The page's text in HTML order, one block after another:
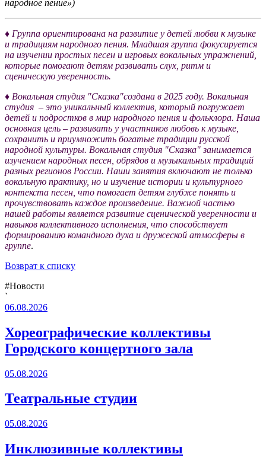
народное пение»)
♦ Группа ориентирована на развитие у детей любви к музыке
и традициям народного пения. Младшая группа фокусируется
на изучении простых песен и игровых вокальных упражнений,
которые помогают детям развивать слух, ритм и
сценическую уверенность.
♦ Вокальная студия "Сказка"создана в 2025 году. Вокальная
студия – это уникальный коллектив, который погружает
детей и подростков в мир народного пения и фольклора. Наша
основная цель – развивать у участников любовь к музыке,
сохранить и приумножить богатые традиции русской
народной культуры. Вокальная студия "Сказка" занимается
изучением народных песен, обрядов и музыкальных традиций
разных регионов России. Наши занятия включают не только
вокальную практику, но и изучение истории и культурного
контекста песен, что помогает детям глубже понять и
прочувствовать каждое произведение. Важной частью
нашей работы является развитие сценической уверенности и
навыков коллективного исполнения, что способствует
формированию командного духа и дружеской атмосферы в
группе.
Возврат к списку
#Новости
`
06.08.2026
Хореографические коллективы
Городского концертного зала
05.08.2026
Театральные студии
05.08.2026
Инклюзивные коллективы